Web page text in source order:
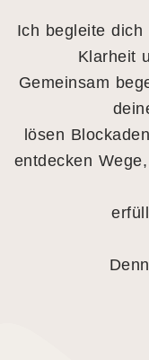
Ich begleite dich
Klarheit
Gemeinsam
lösen
entdecken